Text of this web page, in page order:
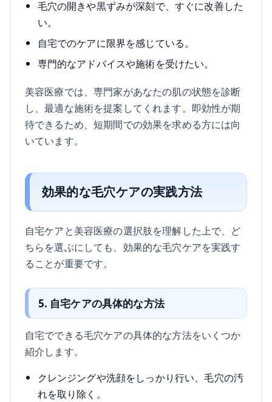
毛穴の開きや黒ずみが深刻で、すぐに改善した
い。
自宅でのケアに限界を感じている。
専門的なアドバイスや施術を受けたい。
美容医療では、専門家があなたの肌の状態を診断
し、最適な施術を提案してくれます。即効性が期
待できるため、短期間での効果を求める方には向
いています。
効果的な毛穴ケアの実践方法
自宅ケアと美容医療の選択肢を理解した上で、ど
ちらを選ぶにしても、効果的な毛穴ケアを実践す
ることが重要です。
5. 自宅ケアの具体的な方法
自宅でできる毛穴ケアの具体的な方法をいくつか
紹介します。
クレンジングや洗顔をしっかり行い、毛穴の汚
れを取り除く。